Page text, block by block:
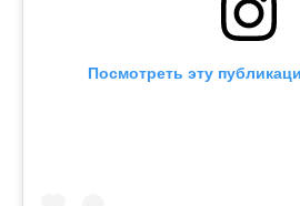
Посмотреть эту